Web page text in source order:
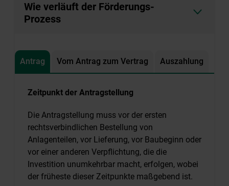
Wie verläuft der Förderungs-
Prozess
Antrag Vom Antrag zum Vertrag Auszahlung
Zeitpunkt der Antragstellung
Die Antragstellung muss vor der ersten
rechtsverbindlichen Bestellung von
Anlagenteilen, vor Lieferung, vor Baubeginn oder
vor einer anderen Verpflichtung, die die
Investition unumkehrbar macht, erfolgen, wobei
der früheste dieser Zeitpunkte maßgebend ist.